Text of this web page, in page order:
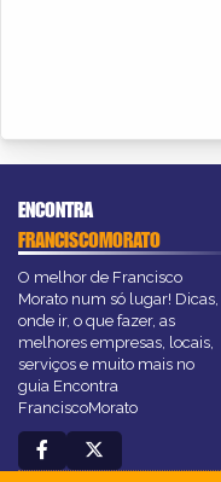
ENCONTRA
FRANCISCOMORATO
O melhor de Francisco
Morato num só lugar! Dicas,
onde ir, o que fazer, as
melhores empresas, locais,
serviços e muito mais no
guia Encontra
FranciscoMorato